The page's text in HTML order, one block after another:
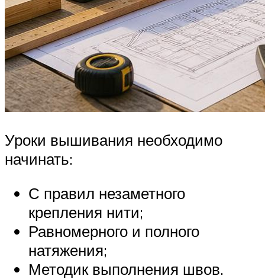
Уроки вышивания необходимо
начинать:
С правил незаметного
крепления нити;
Равномерного и полного
натяжения;
Методик выполнения швов.